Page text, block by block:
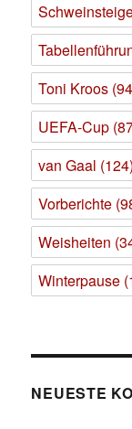
Toni Kroos
UEFA-Cup
van Gaal (124)
Vorberichte
Weisheiten
Winterpause
NEUESTE